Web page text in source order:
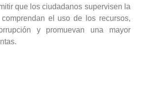
que los ciudadanos supervisen la
el uso de los recursos,
y promuevan una mayor